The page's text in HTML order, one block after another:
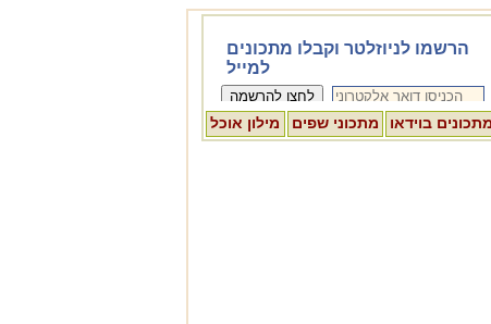
מתכונים בוידאו מתכוני שפים מילון אוכל